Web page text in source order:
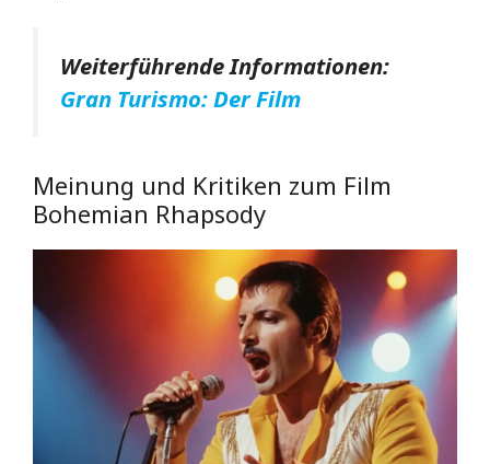
Weiterführende Informationen:
Gran Turismo: Der Film
Meinung und Kritiken zum Film
Bohemian Rhapsody